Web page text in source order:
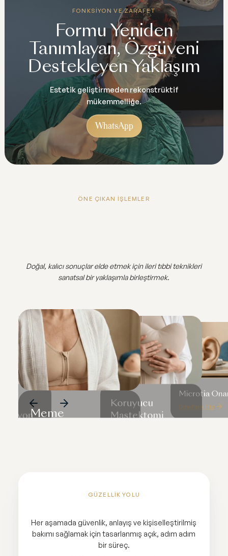
FONKSIYON VE ZARAFET
Formu Yeniden
Tanımlayan, Özgüveni
Destekleyen Yaklaşım
Estetik geliştirmeden rekonstrüktif
mükemmelliğe.
WhatsApp
ÖNE ÇIKAN İŞLEMLER
Doğal, kalıcı sonuçlar elde etmek için ileri tıbbi teknikleri
sanatsal bir yaklaşımla birleştirmek.
Meme
Koruyucu
Mastektomi
Microtia
Daha Fazla Bilgi
GÜZELLIK YOLU
Her aşamada güvenlik, anlayış ve kişiselleştirilmiş
bakımı sağlamak için tasarlanmış açık, adım adım
bir süreç.